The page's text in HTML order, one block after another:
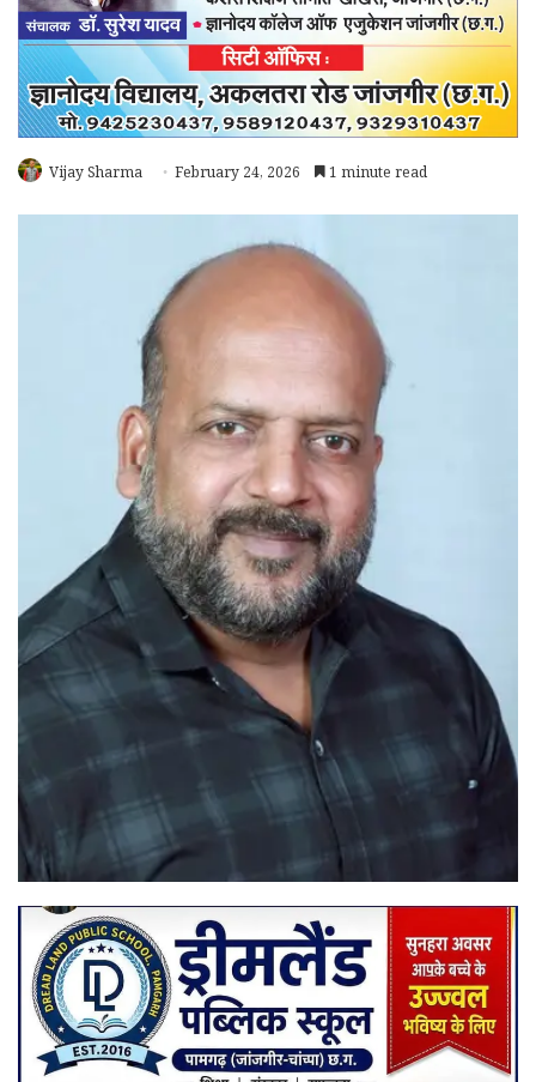
Vijay Sharma February 24, 2026 1 minute read